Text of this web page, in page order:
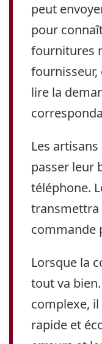
peut
pour
fournitures
fournisseur,
lire la
Les
passer leur
téléphone.
transmettra
commande
Lorsque la
tout va
complexe,
rapide et